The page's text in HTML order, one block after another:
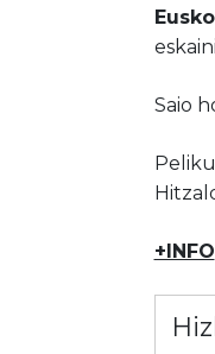
Saio
+INFO